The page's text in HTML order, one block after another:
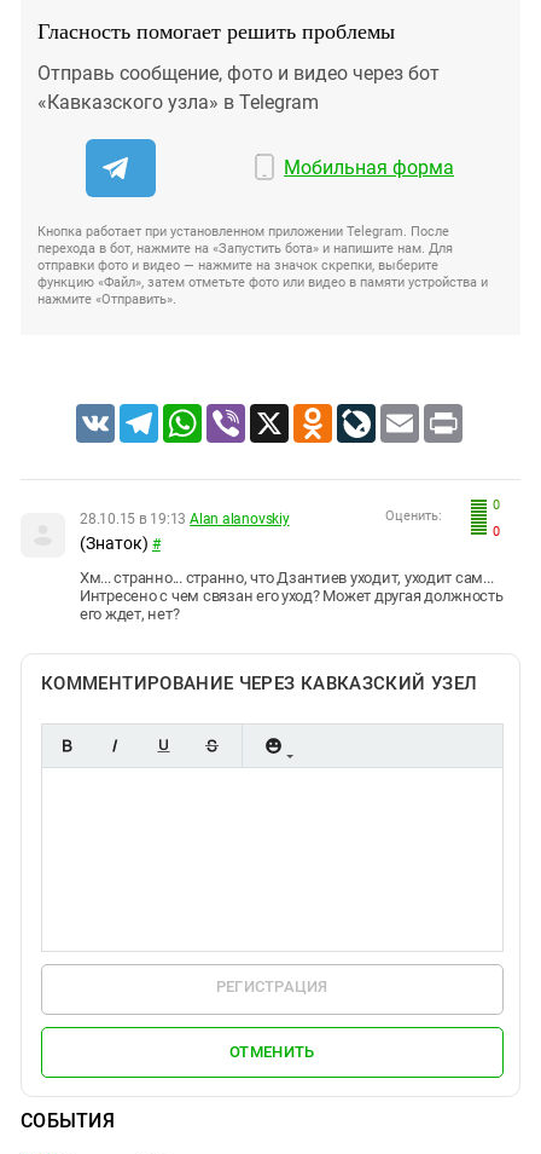
Гласность помогает решить проблемы
Отправь сообщение, фото и видео через бот
«Кавказского узла» в Telegram
Мобильная форма
Кнопка работает при установленном приложении Telegram. После
перехода в бот, нажмите на «Запустить бота» и напишите нам. Для
отправки фото и видео — нажмите на значок скрепки, выберите
функцию «Файл», затем отметьте фото или видео в памяти устройства и
нажмите «Отправить».
VK TelegramWhatsApp
Viber X Odnoklassniki
LiveJournal
Email Print
0
0
Оценить:
28.10.15 в 19:13 Alan alanovskiy
(Знаток) #
Хм... странно... странно, что Дзантиев уходит, уходит сам...
Интресено с чем связан его уход? Может другая должность
его ждет, нет?
КОММЕНТИРОВАНИЕ ЧЕРЕЗ КАВКАЗСКИЙ УЗЕЛ
РЕГИСТРАЦИЯ
ОТМЕНИТЬ
СОБЫТИЯ